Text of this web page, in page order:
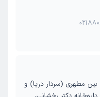
بین مطهری (سردار دریا) و